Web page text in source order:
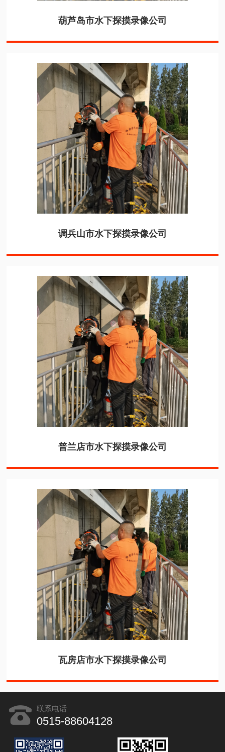
葫芦岛市水下探摸录像公司
调兵山市水下探摸录像公司
普兰店市水下探摸录像公司
瓦房店市水下探摸录像公司
联系电话
0515-88604128